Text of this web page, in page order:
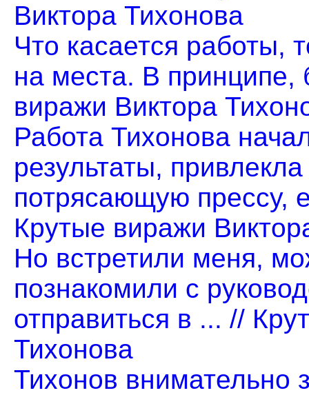
Виктора Тихонова
Что касается работы,
на места. В
виражи Виктора
Работа Тихонова
результаты,
потрясающую прессу,
Крутые виражи
Но встретили меня,
познакомили с
отправиться в ... //
Тихонова
Тихонов внимательно